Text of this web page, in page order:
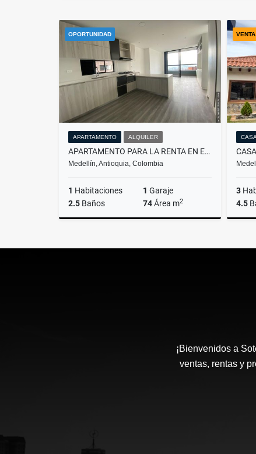
OPORTUNIDAD
APARTAMENTO ALQUILER
APARTAMENTO PARA LA RENTA EN EL POBLADO SECTOR EL TESORO
Medellín, Antioquia, Colombia
1 Habitaciones 1 Garaje
2.5 Baños 74Área m2
$4.300.000
VENTA
3
4.5
¡Bienvenidos a
ventas, rentas y